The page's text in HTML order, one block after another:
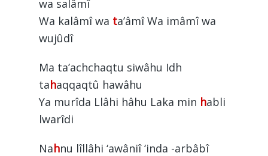
wa salâmî
Wa kalâmî wa ta’âmî Wa imâmî wa
wujûdî
Ma ta’achchaqtu siwâhu Idh
tahaqqaqtû hawâhu
Ya murîda Llâhi hâhu Laka min habli
lwarîdi
Nahnu lîllâhi ‘awâniî ‘inda -arbâbî